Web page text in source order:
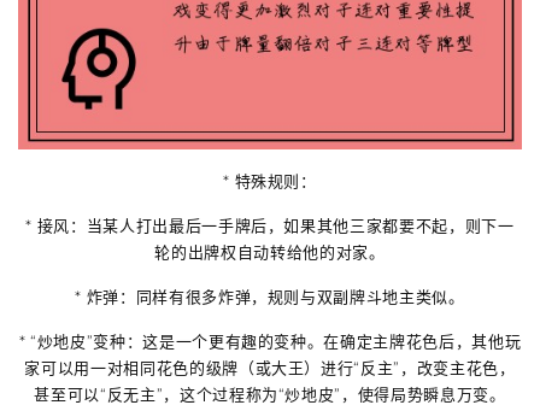
* 特殊规则 ：
* 接风 ：当某人打出最后一手牌后，如果其他三家都要不起，则下一
轮的出牌权自动转给他的对家。
* 炸弹：同样有很多炸弹，规则与双副牌斗地主类似。
*“炒地皮”变种：这是一个更有趣的变种。在确定主牌花色后，其他玩
家可以用一对相同花色的级牌（或大王）进行“反主”，改变主花色，
甚至可以“反无主”，这个过程称为“炒地皮”，使得局势瞬息万变。